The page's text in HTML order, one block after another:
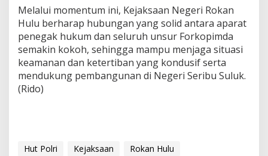
Melalui momentum ini, Kejaksaan Negeri Rokan
Hulu berharap hubungan yang solid antara aparat
penegak hukum dan seluruh unsur Forkopimda
semakin kokoh, sehingga mampu menjaga situasi
keamanan dan ketertiban yang kondusif serta
mendukung pembangunan di Negeri Seribu Suluk.
(Rido)
Hut Polri Kejaksaan Rokan Hulu